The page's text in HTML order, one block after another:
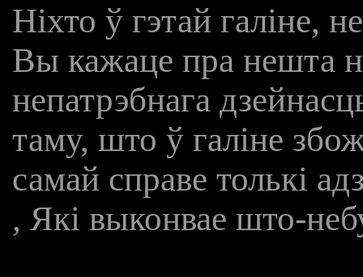
Ніхто ў гэтай галіне,
Вы кажаце пра нешта
непатрэбнага
таму, што ў галіне
самай справе толькі
, Які выконвае што-